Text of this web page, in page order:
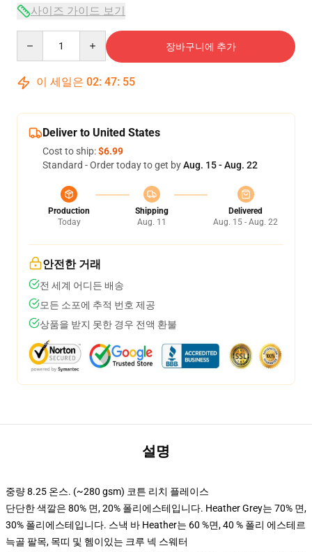
사이즈 가이드 보기
장바구니에 추가
이 세일은 02: 47: 54
Deliver to United States
Cost to ship:$6.99
Standard - Order today to get byAug. 15 - Aug. 22
Production
Today
Shipping
Aug. 11
Delivered
Aug. 15 - Aug. 22
안전한 거래
전 세계 어디든 배송
모든 소포에 추적 번호 제공
상품을 받지 못한 경우 전액 환불
설명
중량 8.25 온스. (~280 gsm) 코튼 리치 플레이스
단단한 색깔은 80% 면, 20% 폴리에스테입니다. Heather Grey는 70% 면,
30% 폴리에스테입니다. 스낵 바 Heather는 60 %면, 40 % 폴리 에스테르
늑골 팔목, 목띠 및 헴이있는 크루 넥 스웨터